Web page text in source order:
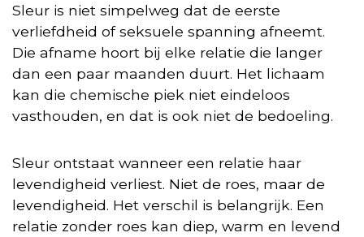
Sleur is niet simpelweg dat de eerste
verliefdheid of seksuele spanning afneemt.
Die afname hoort bij elke relatie die langer
dan een paar maanden duurt. Het lichaam
kan die chemische piek niet eindeloos
vasthouden, en dat is ook niet de bedoeling.
Sleur ontstaat wanneer een relatie haar
levendigheid verliest. Niet de roes, maar de
levendigheid. Het verschil is belangrijk. Een
relatie zonder roes kan diep, warm en levend